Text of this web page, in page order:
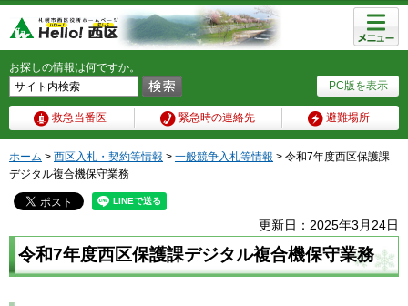
PC版を表示
お探しの情報は何ですか。
救急当番医 緊急時の連絡先 避難場所
メニュ
ー
ホーム > 西区入札・契約等情報 > 一般競争入札等情報 > 令和7年度西区保護課
デジタル複合機保守業務
更新日：2025年3月24日
令和7年度西区保護課デジタル複合機保守業務